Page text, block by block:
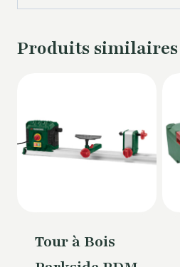
Produits similaires
Tour à Bois